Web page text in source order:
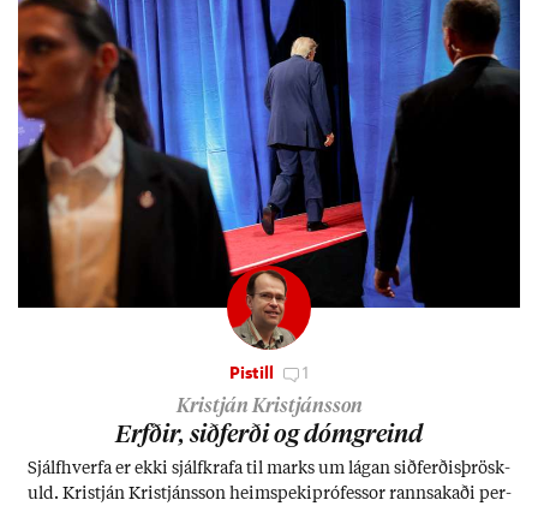
Pistill 1
Kristján Kristjánsson
Erfð­ir, sið­ferði og dómgreind
Sjálf­hverfa er ekki sjálf­krafa til marks um lág­an sið­ferð­is­þrösk­
uld. Kristján Kristjáns­son heim­speki­pró­fess­or rann­sak­aði per­